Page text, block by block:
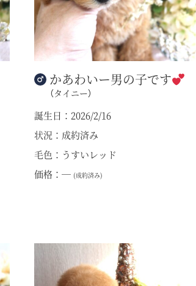
かあわいー男の子です
（タイニー）
誕生日：2026/2/16
状況：成約済み
毛色：うすいレッド
価格：― (成約済み)